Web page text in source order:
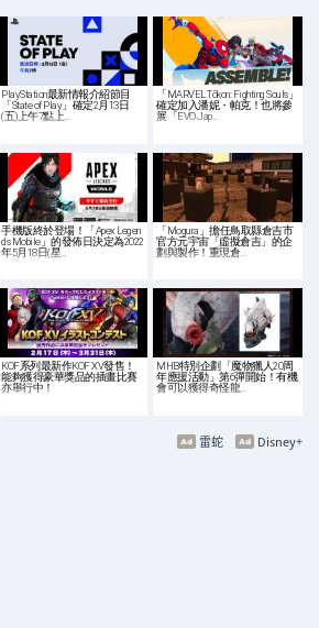
PlayStation最新情報介紹節目
「State of Play」確定2月13日
(五)上午7點上…
「MARVEL Tōkon: Fighting Souls」
確定加入潘妮・帕克！也將參
展「EVO Jap…
手機版終於登場！「Apex Legen
ds Mobile」的發佈日決定為2022
年5月18日(星…
「Mogura」擔任鳥取縣倉吉市
官方元宇宙「虛擬倉吉」的企
劃與製作！重現倉…
KOF系列最新作KOF XV發售！
能夠獲得豪華獎品的插畫比賽
亦舉行中！
MHB特別企劃「魔物獵人20周
年應援活動」第6彈開始！有機
會可以獲得奇怪龍…
Disney+
雷蛇